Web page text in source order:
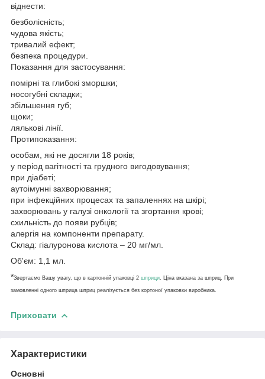
віднести:
безболісність;
чудова якість;
тривалий ефект;
безпека процедури.
Показання для застосування:
помірні та глибокі зморшки;
носогубні складки;
збільшення губ;
щоки;
лялькові лінії.
Протипоказання:
особам, які не досягли 18 років;
у період вагітності та грудного вигодовування;
при діабеті;
аутоімунні захворювання;
при інфекційних процесах та запаленнях на шкірі;
захворювань у галузі онкології та згортання крові;
схильність до появи рубців;
алергія на компоненти препарату.
Склад: гіалуронова кислота – 20 мг/мл.
Об'єм: 1,1 мл.
*Звертаємо Вашу увагу, що в картонній упаковці 2 шприци . Ціна вказана за шприц. При
замовленні одного шприца шприц реалізується без кортоної упаковки виробника.
Приховати
Характеристики
Основні